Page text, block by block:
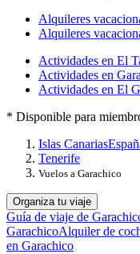
Alquileres
Alquileres
Actividades en El
Actividades en
Actividades en El
* Disponible para
Islas Canarias
Tenerife
Vuelos a Garachico
Organiza tu viaje
Guía de viaje de
GarachicoAlquiler de
en Garachico